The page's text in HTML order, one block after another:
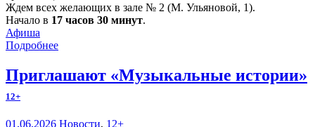
Ждем всех желающих в зале № 2 (М. Ульяновой, 1).
Начало в 17 часов 30 минут.
Афиша
Подробнее
Приглашают «Музыкальные истории»
12+
01.06.2026 Новости, 12+